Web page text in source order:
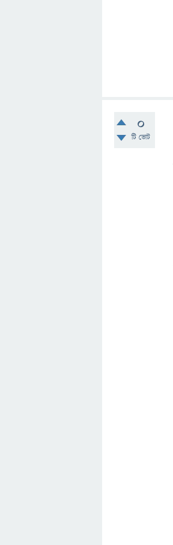
0
টি ভোট